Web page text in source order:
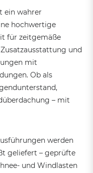
ein wahrer
hochwertige
für zeitgemäße
und
mit
Ob als
– mit
werden
geliefert – geprüfte
und Windlasten